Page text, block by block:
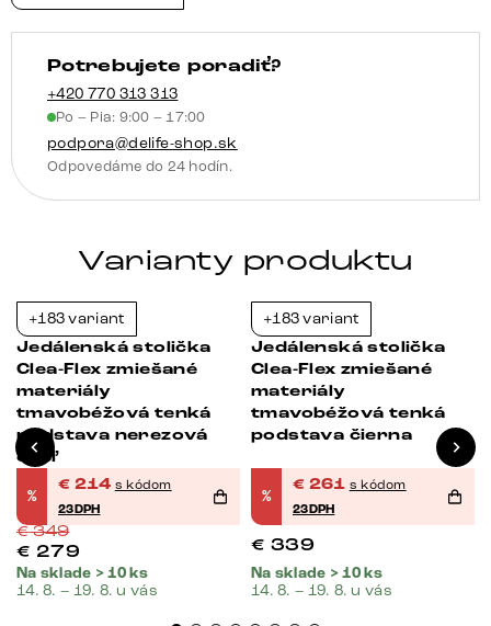
jedálenská
stolička
plochý
nerezová
oceľ
Potrebujete poradiť?
+420 770 313 313
Po – Pia: 9:00 – 17:00
podpora@delife-shop.sk
Odpovedáme do 24 hodín.
Varianty produktu
+183 variant
Jedálenská stolička
Clea-Flex zmiešané
materiály
tmavobéžová tenká
podstava nerezová
oceľ
%
€ 214 s kódom
23DPH
€349
€ 279
Na sklade > 10 ks
14. 8. – 19. 8. u vás
+183 variant
Jedálenská stolička
Clea-Flex zmiešané
materiály
tmavobéžová tenká
podstava čierna
%
€ 261 s kódom
23DPH
€ 339
Na sklade > 10 ks
14. 8. – 19. 8. u vás